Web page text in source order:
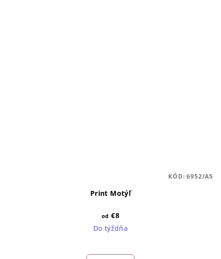
Print Motýľ
od €8
Do týždňa
KÓD:6952/A5